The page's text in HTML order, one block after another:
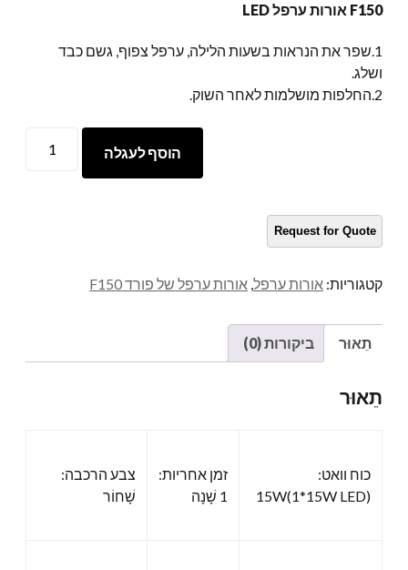
F150 אורות ערפל LED
1.שפר את הנראות בשעות הלילה, ערפל צפוף, גשם כבד
ושלג.
2.החלפות מושלמות לאחר השוק.
אורות
הוסף לעגלה
קטגוריות: אורות ערפל אורות ערפל של פורד F150
תֵאוּר ביקורות (0)
תֵאוּר
כוח וואט:
15W(1*15W LED)
זמן אחריות:
1 שָׁנָה
צבע הרכבה:
שָׁחוֹר